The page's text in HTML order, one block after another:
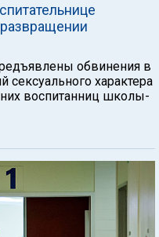
обвинения в
сексуального характера
воспитанниц школы-